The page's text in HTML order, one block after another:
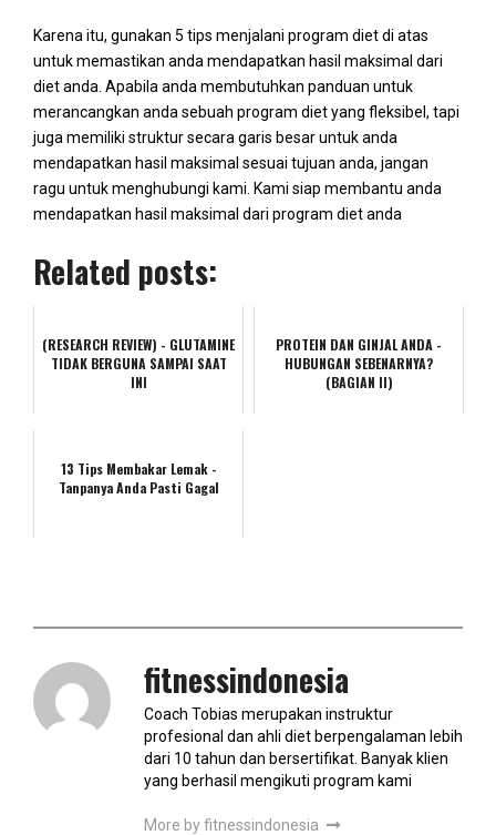
Karena itu, gunakan 5 tips menjalani program diet di atas
untuk memastikan anda mendapatkan hasil maksimal dari
diet anda. Apabila anda membutuhkan panduan untuk
merancangkan anda sebuah program diet yang fleksibel, tapi
juga memiliki struktur secara garis besar untuk anda
mendapatkan hasil maksimal sesuai tujuan anda, jangan
ragu untuk menghubungi kami. Kami siap membantu anda
mendapatkan hasil maksimal dari program diet anda
Related posts:
(RESEARCH REVIEW) - GLUTAMINE
TIDAK BERGUNA SAMPAI SAAT
INI
PROTEIN DAN GINJAL ANDA -
HUBUNGAN SEBENARNYA?
(BAGIAN II)
13 Tips Membakar Lemak -
Tanpanya Anda Pasti Gagal
fitnessindonesia
Coach Tobias merupakan instruktur
profesional dan ahli diet berpengalaman lebih
dari 10 tahun dan bersertifikat. Banyak klien
yang berhasil mengikuti program kami
More by fitnessindonesia